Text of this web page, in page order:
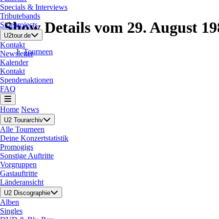
Specials & Interviews
Tributebands
Sideprojects
U2tour.de
Kontakt
Newsletter
Kalender
Kontakt
Spendenaktionen
FAQ
Home News
U2 Tourarchiv
Alle Tourneen
Deine Konzertstatistik
Promogigs
Sonstige Auftritte
Vorgruppen
Gastauftritte
Länderansicht
U2 Discographie
Alben
Singles
Show Details vom 29. August
Tourneen